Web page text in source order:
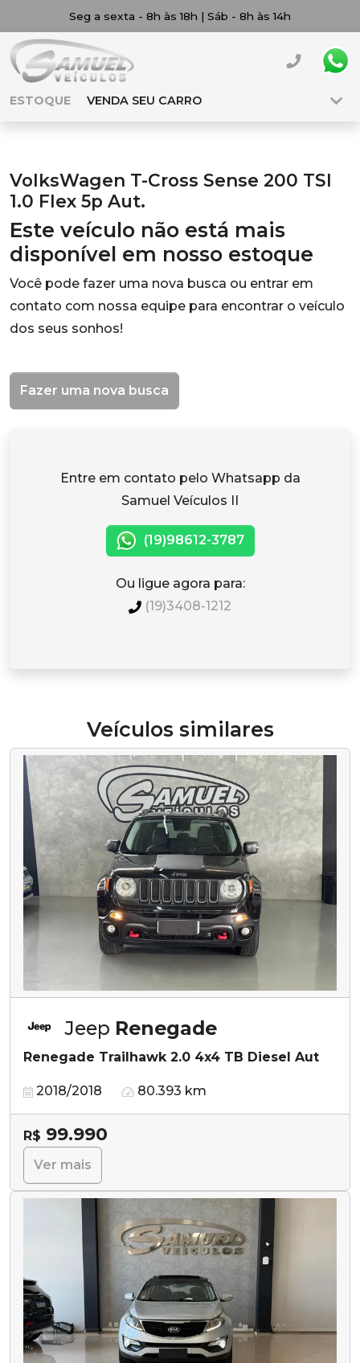
Seg a sexta - 8h às 18h | Sáb - 8h às 14h
ESTOQUE VENDA SEU CARRO
VolksWagen T-Cross Sense 200 TSI
1.0 Flex 5p Aut.
Este veículo não está mais
disponível em nosso estoque
Você pode fazer uma nova busca ou entrar em
contato com nossa equipe para encontrar o veículo
dos seus sonhos!
Fazer uma nova busca
Entre em contato pelo Whatsapp da
Samuel Veículos II
(19)98612-3787
Ou ligue agora para:
(19)3408-1212
Veículos similares
Jeep Renegade
Renegade Trailhawk 2.0 4x4 TB Diesel Aut
2018/2018 80.393 km
R$ 99.990
Ver mais